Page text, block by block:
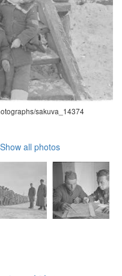
sakuva_14374
Show all photos